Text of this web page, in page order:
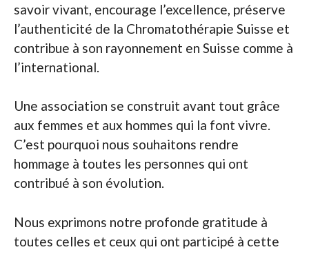
savoir vivant, encourage l’excellence, préserve
l’authenticité de la Chromatothérapie Suisse et
contribue à son rayonnement en Suisse comme à
l’international.
Une association se construit avant tout grâce
aux femmes et aux hommes qui la font vivre.
C’est pourquoi nous souhaitons rendre
hommage à toutes les personnes qui ont
contribué à son évolution.
Nous exprimons notre profonde gratitude à
toutes celles et ceux qui ont participé à cette